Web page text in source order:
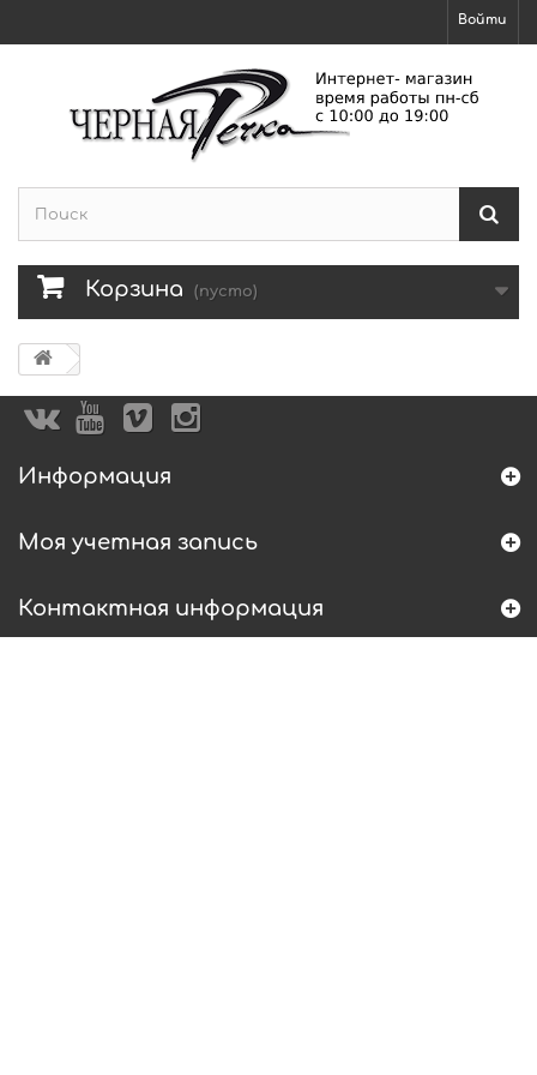
Войти
Корзина (пусто)
Информация
Моя учетная запись
Контактная информация